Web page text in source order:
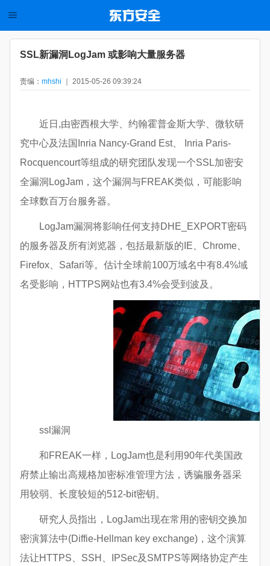
SSL新漏洞LogJam 或影响大量服务器
责编： mhshi ｜ 2015-05-26 09:39:24
近日,由密西根大学、约翰霍普金斯大学、微软研
究中心及法国Inria Nancy-Grand Est、 Inria Paris-
Rocquencourt等组成的研究团队发现一个SSL加密安
全漏洞LogJam，这个漏洞与FREAK类似，可能影响
全球数百万台服务器。
LogJam漏洞将影响任何支持DHE_EXPORT密码
的服务器及所有浏览器，包括最新版的IE、Chrome、
Firefox、Safari等。估计全球前100万域名中有8.4%域
名受影响，HTTPS网站也有3.4%会受到波及。
ssl漏洞
和FREAK一样，LogJam也是利用90年代美国政
府禁止输出高规格加密标准管理方法，诱骗服务器采
用较弱、长度较短的512-bit密钥。
研究人员指出，LogJam出现在常用的密钥交换加
密演算法中(Diffie-Hellman key exchange)，这个演算
法让HTTPS、SSH、IPSec及SMTPS等网络协定产生